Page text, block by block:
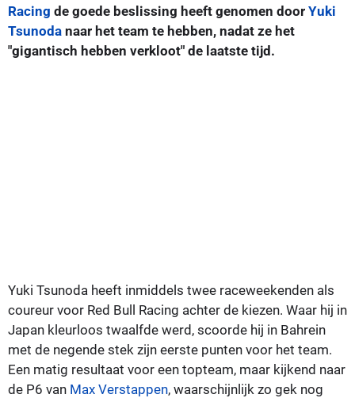
Racing de goede beslissing heeft genomen door Yuki
Tsunoda naar het team te hebben, nadat ze het
"gigantisch hebben verkloot" de laatste tijd.
Yuki Tsunoda heeft inmiddels twee raceweekenden als
coureur voor Red Bull Racing achter de kiezen. Waar hij in
Japan kleurloos twaalfde werd, scoorde hij in Bahrein
met de negende stek zijn eerste punten voor het team.
Een matig resultaat voor een topteam, maar kijkend naar
de P6 van Max Verstappen, waarschijnlijk zo gek nog